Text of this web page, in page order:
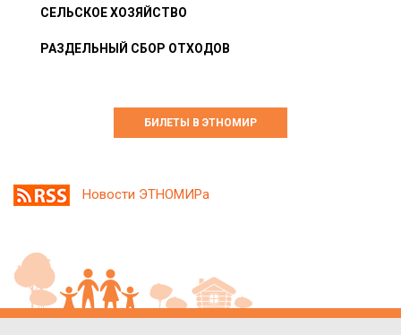
СЕЛЬСКОЕ ХОЗЯЙСТВО
РАЗДЕЛЬНЫЙ СБОР ОТХОДОВ
БИЛЕТЫ В ЭТНОМИР
Новости ЭТНОМИРа